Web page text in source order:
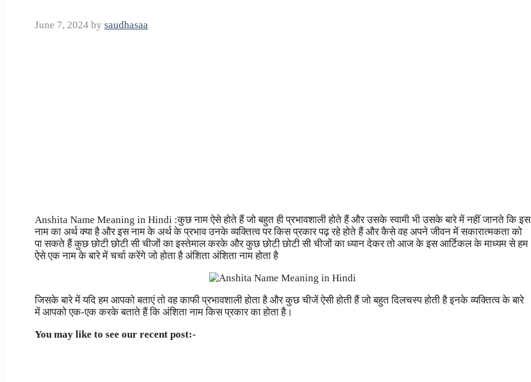
June 7, 2024 by saudhasaa
Anshita Name Meaning in Hindi :कुछ नाम ऐसे होते हैं जो बहुत ही प्रभावशाली होते हैं और उसके स्वामी भी उसके बारे में नहीं जानते कि इस
नाम का अर्थ क्या है और इस नाम के अर्थ के प्रभाव उनके व्यक्तित्व पर किस प्रकार पढ़ रहे होते हैं और कैसे वह अपने जीवन में सकारात्मकता को
पा सकते हैं कुछ छोटी छोटी सी चीजों का इस्तेमाल करके और कुछ छोटी छोटी सी चीजों का ध्यान देकर तो आज के इस आर्टिकल के माध्यम से हम
ऐसे एक नाम के बारे में चर्चा करेंगे जो होता है अंशिता अंशिता नाम होता है
जिसके बारे में यदि हम आपको बताएं तो वह काफी प्रभावशाली होता है और कुछ चीजें ऐसी होती हैं जो बहुत दिलचस्प होती है इनके व्यक्तित्व के बारे
में आपको एक-एक करके बताते हैं कि अंशिता नाम किस प्रकार का होता है।
You may like to see our recent post:-